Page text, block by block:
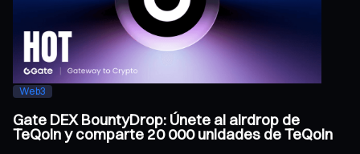
Web3
Gate DEX BountyDrop: Únete al airdrop de
TeQoin y comparte 20 000 unidades de TeQoin